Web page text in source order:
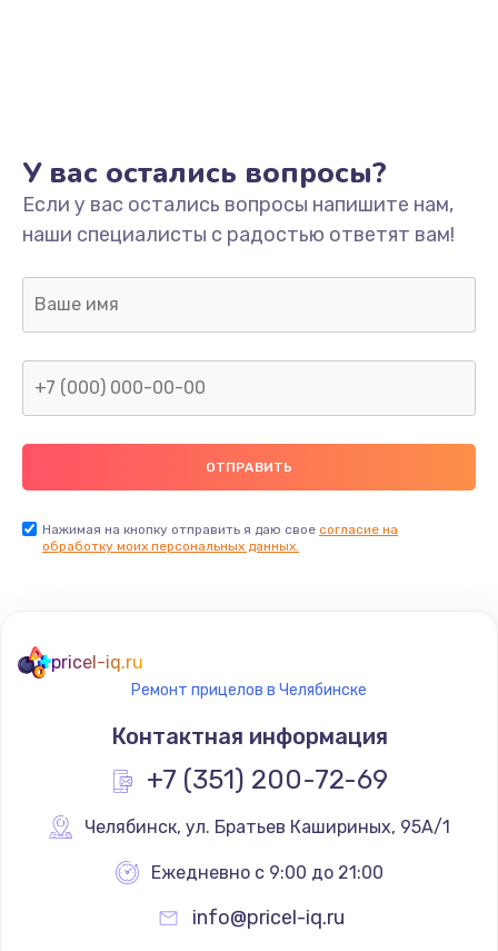
Замена/Pемонт карбюратора
1300 руб.
Заказать
Ремонт капиллярной трубки
400 руб.
Заказать
Замена термостата
1200 руб.
Заказать
Замена реле
У вас остались вопросы?
Если у вас остались вопросы напишите нам,
наши специалисты с радостью ответят вам!
Нажимая на кнопку отправить я даю свое согласие на
обработку моих персональных данных.
pricel-iq.ru
Ремонт прицелов в Челябинске
Контактная информация
+7 (351) 200-72-69
Челябинск, ул. Братьев Кашириных, 95А/1
Ежедневно с 9:00 до 21:00
info@pricel-iq.ru